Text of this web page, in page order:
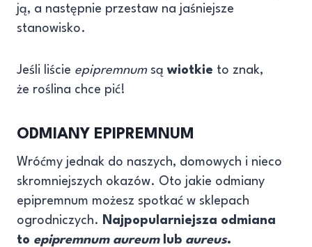
ją, a następnie przestaw na jaśniejsze
stanowisko.
Jeśli liście epipremnumsąwiotkie to znak,
że roślina chce pić!
ODMIANY EPIPREMNUM
Wróćmy jednak do naszych, domowych i nieco
skromniejszych okazów. Oto jakie odmiany
epipremnum możesz spotkać w sklepach
ogrodniczych.
Najpopularniejsza odmiana
to epipremnum aureumlub aureus.